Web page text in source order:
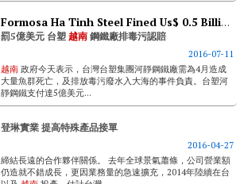
Formosa Ha Tinh Steel Fined Us$ 0.5 Billion Penalty For Discharging Toxic Waste Water
罰5億美元 台塑越南鋼鐵廠排毒污認賠
2016-07-11
越南政府今天表示，台灣台塑集團河靜鋼鐵廠需為4月造成
大量魚群死亡，及排放毒污廢水入大海的事件負責。台塑河
靜鋼鐵支付達5億美元...
登琳實業 提高特殊產品接單
2016-04-27
締結長遠的合作夥伴關係。 去年全球景氣蕭條，公司營業額
仍造就不錯成長，更因業務量的急速擴充，2014年陸續在台